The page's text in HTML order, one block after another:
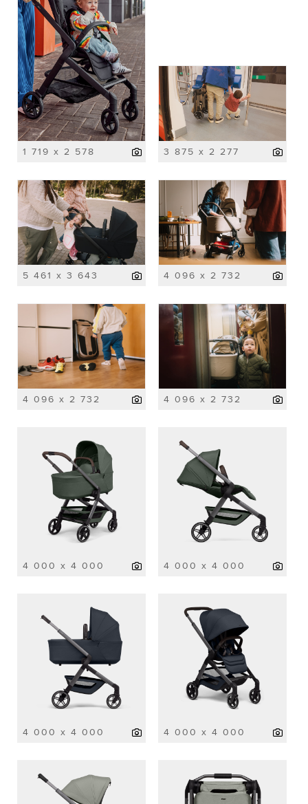
1 719 x 2 578 3 875 x 2 277
5 461 x 3 643 4 096 x 2 732
4 096 x 2 732 4 096 x 2 732
4 000 x 4 000 4 000 x 4 000
4 000 x 4 000 4 000 x 4 000